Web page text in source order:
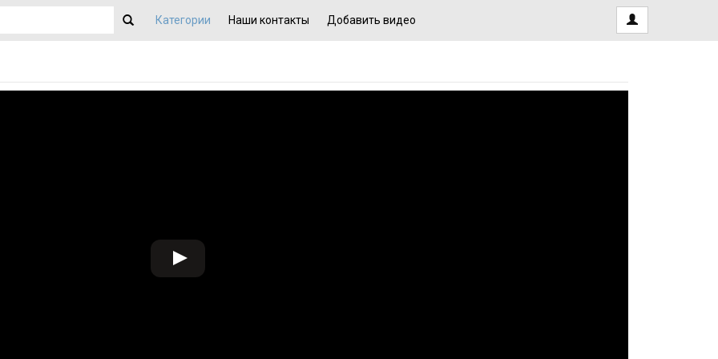
Категории Наши контакты Добавить видео